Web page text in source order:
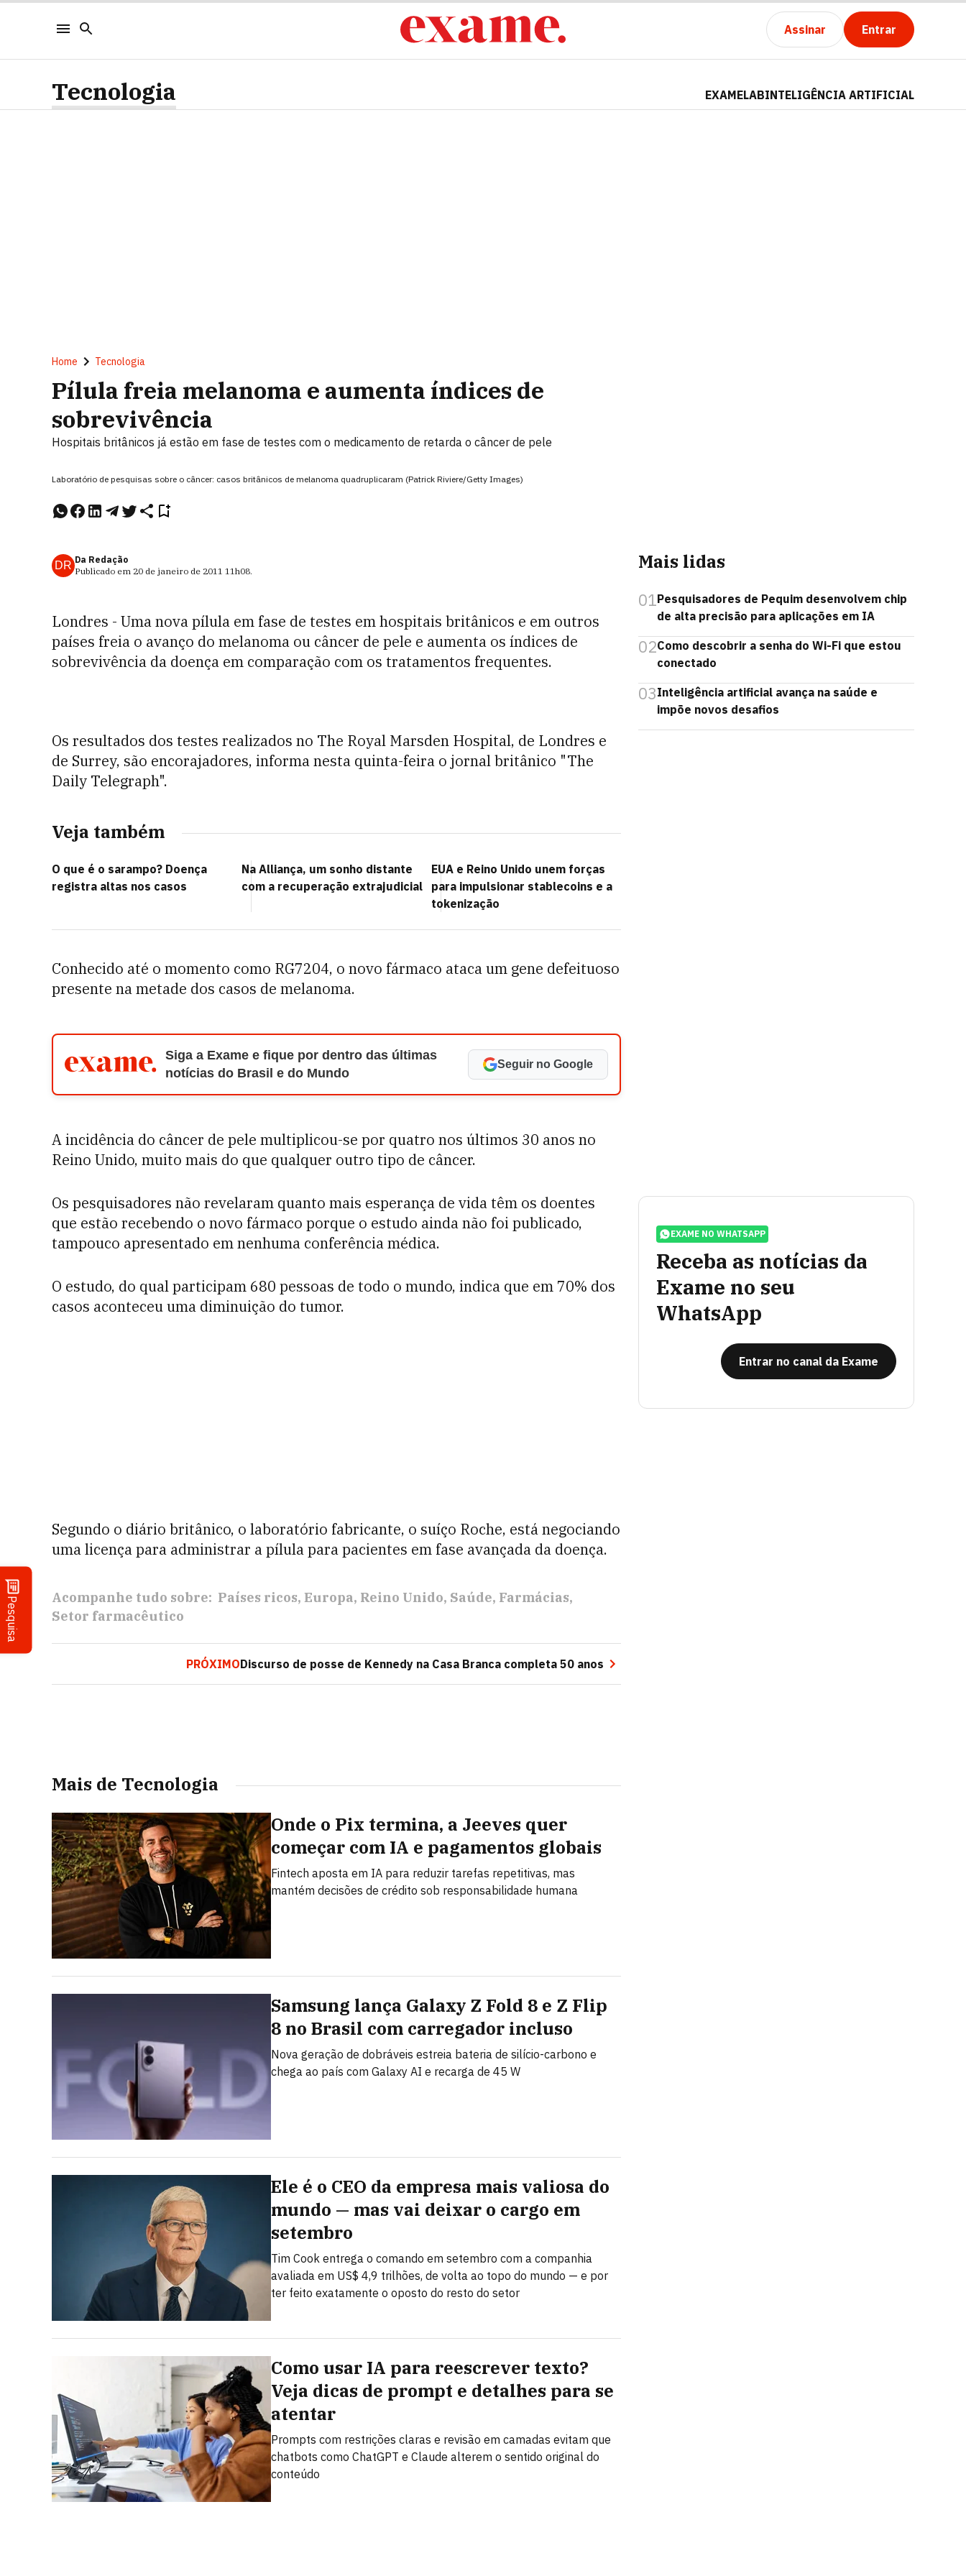
Assinar Entrar
Pesquisa
Tecnologia EXAMELABINTELIGÊNCIA ARTIFICIAL
Home Tecnologia
Pílula freia melanoma e aumenta índices de
sobrevivência
Hospitais britânicos já estão em fase de testes com o medicamento de retarda o câncer de pele
Laboratório de pesquisas sobre o câncer: casos britânicos de melanoma quadruplicaram (Patrick Riviere/Getty Images)
DR Da Redação
Publicado em 20 de janeiro de 2011 11h08.
Londres - Uma nova pílula em fase de testes em hospitais britânicos e em outros
países freia o avanço do melanoma ou câncer de pele e aumenta os índices de
sobrevivência da doença em comparação com os tratamentos frequentes.
Os resultados dos testes realizados no The Royal Marsden Hospital, de Londres e
de Surrey, são encorajadores, informa nesta quinta-feira o jornal britânico "The
Daily Telegraph".
Veja também
O que é o sarampo? Doença
registra altas nos casos
Na Alliança, um sonho distante
com a recuperação extrajudicial
EUA e Reino Unido unem forças
para impulsionar stablecoins e a
tokenização
Conhecido até o momento como RG7204, o novo fármaco ataca um gene defeituoso
presente na metade dos casos de melanoma.
Siga a Exame e fique por dentro das últimas
notícias do Brasil e do Mundo
Seguir no Google
A incidência do câncer de pele multiplicou-se por quatro nos últimos 30 anos no
Reino Unido, muito mais do que qualquer outro tipo de câncer.
Os pesquisadores não revelaram quanto mais esperança de vida têm os doentes
que estão recebendo o novo fármaco porque o estudo ainda não foi publicado,
tampouco apresentado em nenhuma conferência médica.
O estudo, do qual participam 680 pessoas de todo o mundo, indica que em 70% dos
casos aconteceu uma diminuição do tumor.
Segundo o diário britânico, o laboratório fabricante, o suíço Roche, está negociando
uma licença para administrar a pílula para pacientes em fase avançada da doença.
Acompanhe tudo sobre: Países ricos Europa Reino Unido Saúde Farmácias
Setor farmacêutico
PRÓXIMODiscurso de posse de Kennedy na Casa Branca completa 50 anos
Mais de Tecnologia
Onde o Pix termina, a Jeeves quer
começar com IA e pagamentos globais
Fintech aposta em IA para reduzir tarefas repetitivas, mas
mantém decisões de crédito sob responsabilidade humana
Samsung lança Galaxy Z Fold 8 e Z Flip
8 no Brasil com carregador incluso
Nova geração de dobráveis estreia bateria de silício-carbono e
chega ao país com Galaxy AI e recarga de 45 W
Ele é o CEO da empresa mais valiosa do
mundo — mas vai deixar o cargo em
setembro
Tim Cook entrega o comando em setembro com a companhia
avaliada em US$ 4,9 trilhões, de volta ao topo do mundo — e por
ter feito exatamente o oposto do resto do setor
Como usar IA para reescrever texto?
Veja dicas de prompt e detalhes para se
atentar
Prompts com restrições claras e revisão em camadas evitam que
chatbots como ChatGPT e Claude alterem o sentido original do
conteúdo
Mais lidas
01Pesquisadores de Pequim desenvolvem chip
de alta precisão para aplicações em IA
02Como descobrir a senha do Wi-Fi que estou
conectado
03Inteligência artificial avança na saúde e
impõe novos desafios
EXAME NO WHATSAPP
Receba as notícias da
Exame no seu
WhatsApp
Entrar no canal da Exame